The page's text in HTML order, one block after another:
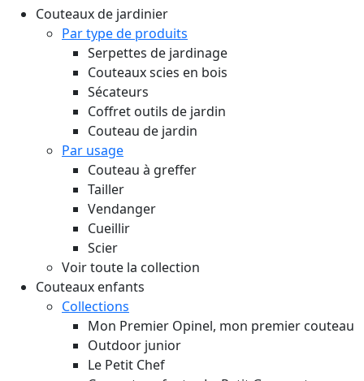
Couteaux de jardinier
Par type de produits
Serpettes de jardinage
Couteaux scies en bois
Sécateurs
Coffret outils de jardin
Couteau de jardin
Par usage
Couteau à greffer
Tailler
Vendanger
Cueillir
Scier
Voir toute la collection
Couteaux enfants
Collections
Mon Premier Opinel, mon premier couteau
Outdoor junior
Le Petit Chef